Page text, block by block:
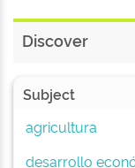
Discover
Subject
agricultura
desarrollo